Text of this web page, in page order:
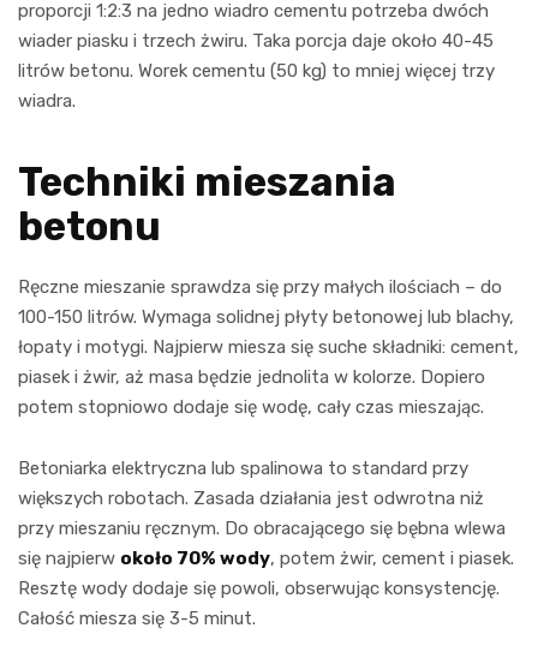
proporcji 1:2:3 na jedno wiadro cementu potrzeba dwóch
wiader piasku i trzech żwiru. Taka porcja daje około 40-45
litrów betonu. Worek cementu (50 kg) to mniej więcej trzy
wiadra.
Techniki mieszania
betonu
Ręczne mieszanie sprawdza się przy małych ilościach – do
100-150 litrów. Wymaga solidnej płyty betonowej lub blachy,
łopaty i motygi. Najpierw miesza się suche składniki: cement,
piasek i żwir, aż masa będzie jednolita w kolorze. Dopiero
potem stopniowo dodaje się wodę, cały czas mieszając.
Betoniarka elektryczna lub spalinowa to standard przy
większych robotach. Zasada działania jest odwrotna niż
przy mieszaniu ręcznym. Do obracającego się bębna wlewa
się najpierw około 70% wody, potem żwir, cement i piasek.
Resztę wody dodaje się powoli, obserwując konsystencję.
Całość miesza się 3-5 minut.